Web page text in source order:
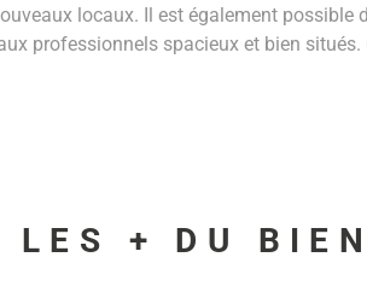
locaux. Il est également possible
professionnels spacieux et bien
LES + DU BIEN